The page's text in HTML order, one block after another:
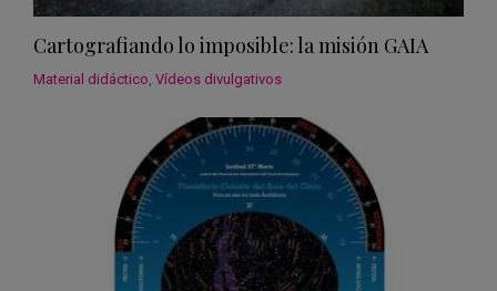
Cartografiando lo imposible: la misión GAIA
Material didáctico, Vídeos divulgativos